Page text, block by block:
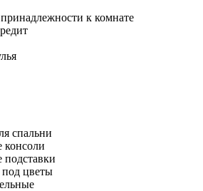
к комнате
спальни
консоли
цветы